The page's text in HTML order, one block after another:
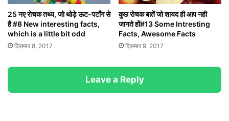
25 नए रोचक तथ्य, जो थोड़े ऊट-पटाँग से
है #8 New interesting facts,
which is a little bit odd
दिसम्बर 8, 2017
कुछ रोचक बातें जो शायद ही आप नही
जानते हों#13 Some Intresting
Facts, Awesome Facts
दिसम्बर 9, 2017
Leave a Reply